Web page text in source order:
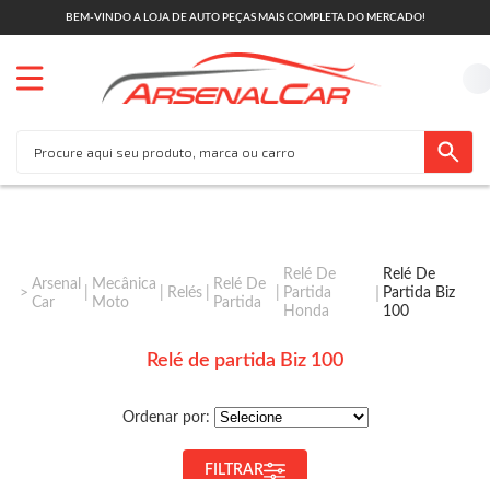
BEM-VINDO A LOJA DE AUTO PEÇAS MAIS COMPLETA DO MERCADO!
Arsenal
Car
Mecânica
Moto
Relés
Relé De
Partida
Relé De
Partida
Honda
Relé De
Partida Biz
100
Relé de partida Biz 100
Ordenar por:
FILTRAR